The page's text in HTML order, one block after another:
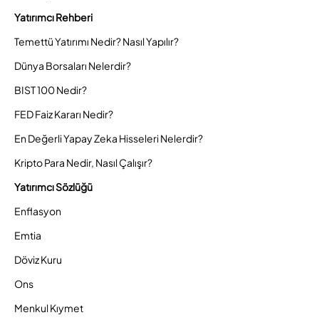
Yatırımcı Rehberi
Temettü Yatırımı Nedir? Nasıl Yapılır?
Dünya Borsaları Nelerdir?
BIST 100 Nedir?
FED Faiz Kararı Nedir?
En Değerli Yapay Zeka Hisseleri Nelerdir?
Kripto Para Nedir, Nasıl Çalışır?
Yatırımcı Sözlüğü
Enflasyon
Emtia
Döviz Kuru
Ons
Menkul Kıymet